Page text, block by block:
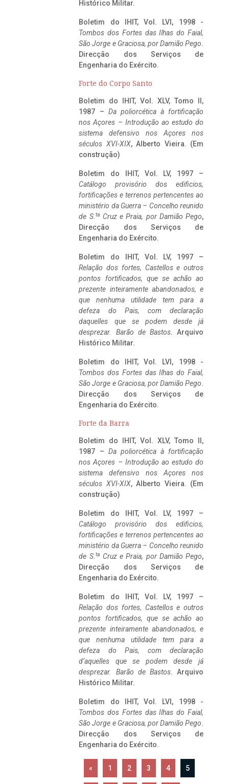
Histórico Militar.
Boletim do IHIT, Vol. LVI, 1998 -
Tombos dos Fortes das Ilhas do Faial,
São Jorge e Graciosa, por Damião Pego.
Direcção dos Serviços de
Engenharia do Exército.
Forte do Corpo Santo
Boletim do IHIT, Vol. XLV, Tomo II,
1987 – Da poliorcética à fortificação
nos Açores – Introdução ao estudo do
sistema defensivo nos Açores nos
séculos XVI-XIX, Alberto Vieira. (Em
construção)
Boletim do IHIT, Vol. LV, 1997 –
Catálogo provisório dos edificios,
fortificações e terrenos pertencentes ao
ministério da Guerra – Concelho reunido
de S. ta Cruz e Praia, por Damião Pego,
Direcção dos Serviços de
Engenharia do Exército.
Boletim do IHIT, Vol. LV, 1997 –
Relação dos fortes, Castellos e outros
pontos fortificados, que se achão ao
prezente inteiramente abandonados, e
que nenhuma utilidade tem para a
defeza do Pais, com declaração
daquelles que se podem desde já
desprezar. Barão de Bastos. Arquivo
Histórico Militar.
Boletim do IHIT, Vol. LVI, 1998 -
Tombos dos Fortes das Ilhas do Faial,
São Jorge e Graciosa, por Damião Pego.
Direcção dos Serviços de
Engenharia do Exército.
Forte da Barra
Boletim do IHIT, Vol. XLV, Tomo II,
1987 – Da poliorcética à fortificação
nos Açores – Introdução ao estudo do
sistema defensivo nos Açores nos
séculos XVI-XIX, Alberto Vieira. (Em
construção)
Boletim do IHIT, Vol. LV, 1997 –
Catálogo provisório dos edificios,
fortificações e terrenos pertencentes ao
ministério da Guerra – Concelho reunido
de S. ta Cruz e Praia, por Damião Pego,
Direcção dos Serviços de
Engenharia do Exército.
Boletim do IHIT, Vol. LV, 1997 –
Relação dos fortes, Castellos e outros
pontos fortificados, que se achão ao
prezente inteiramente abandonados, e
que nenhuma utilidade tem para a
defeza do Pais, com declaração
d’aquelles que se podem desde já
desprezar. Barão de Bastos. Arquivo
Histórico Militar.
Boletim do IHIT, Vol. LVI, 1998 -
Tombos dos Fortes das Ilhas do Faial,
São Jorge e Graciosa, por Damião Pego.
Direcção dos Serviços de
Engenharia do Exército.
« 1 2 3 4 5